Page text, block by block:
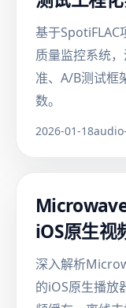
基于SpotiFLAC
质量监控系统
准、A/B测试框
数。
2026-01-18
iOS原生视
深入解析
的iOS原生播放